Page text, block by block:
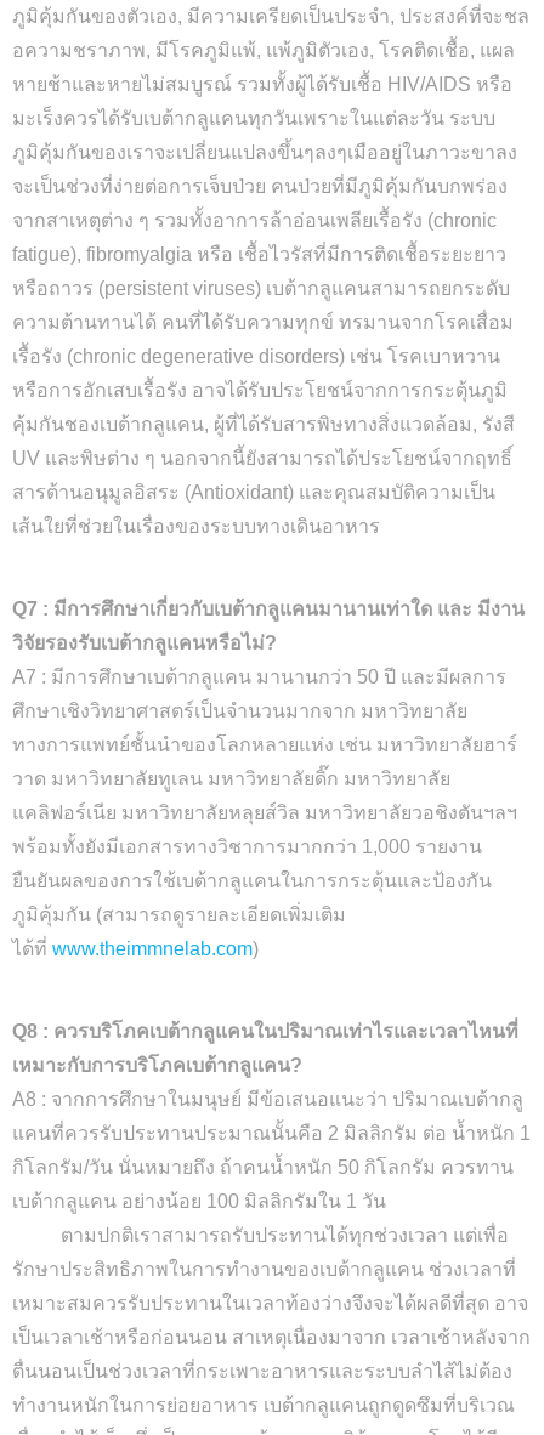
ภูมิคุ้มกันของตัวเอง, มีความเครียดเป็นประจำ, ประสงค์ที่จะชล
อความชราภาพ, มีโรคภูมิแพ้, แพ้ภูมิตัวเอง, โรคติดเชื้อ, แผล
หายช้าและหายไม่สมบูรณ์ รวมทั้งผู้ได้รับเชื้อ HIV/AIDS หรือ
มะเร็งควรได้รับเบต้ากลูแคนทุกวันเพราะในแต่ละวัน ระบบ
ภูมิคุ้มกันของเราจะเปลี่ยนแปลงขึ้นๆลงๆเมืออยู่ในภาวะขาลง
จะเป็นช่วงที่ง่ายต่อการเจ็บป่วย คนป่วยที่มีภูมิคุ้มกันบกพร่อง
จากสาเหตุต่าง ๆ รวมทั้งอาการล้าอ่อนเพลียเรื้อรัง (chronic
fatigue), fibromyalgia หรือ เชื้อไวรัสที่มีการติดเชื้อระยะยาว
หรือถาวร (persistent viruses) เบต้ากลูแคนสามารถยกระดับ
ความต้านทานได้ คนที่ได้รับความทุกข์ ทรมานจากโรคเสื่อม
เรื้อรัง (chronic degenerative disorders) เช่น โรคเบาหวาน
หรือการอักเสบเรื้อรัง อาจได้รับประโยชน์จากการกระตุ้นภูมิ
คุ้มกันชองเบต้ากลูแคน, ผู้ที่ได้รับสารพิษทางสิ่งแวดล้อม, รังสี
UV และพิษต่าง ๆ นอกจากนี้ยังสามารถได้ประโยชน์จากฤทธิ์
สารต้านอนุมูลอิสระ (Antioxidant) และคุณสมบัติความเป็น
เส้นใยที่ช่วยในเรื่องของระบบทางเดินอาหาร
Q7 : มีการศึกษาเกี่ยวกับเบต้ากลูแคนมานานเท่าใด และ มีงาน
วิจัยรองรับเบต้ากลูแคนหรือไม่?
A7 : มีการศึกษาเบต้ากลูแคน มานานกว่า 50 ปี และมีผลการ
ศึกษาเชิงวิทยาศาสตร์เป็นจำนวนมากจาก มหาวิทยาลัย
ทางการแพทย์ชั้นนำของโลกหลายแห่ง เช่น มหาวิทยาลัยฮาร์
วาด มหาวิทยาลัยทูเลน มหาวิทยาลัยดิ๊ก มหาวิทยาลัย
แคลิฟอร์เนีย มหาวิทยาลัยหลุยส์วิล มหาวิทยาลัยวอชิงตันฯลฯ
พร้อมทั้งยังมีเอกสารทางวิชาการมากกว่า 1,000 รายงาน
ยืนยันผลของการใช้เบต้ากลูแคนในการกระตุ้นและป้องกัน
ภูมิคุ้มกัน (สามารถดูรายละเอียดเพิ่มเติม
ได้ที่ www.theimmnelab.com)
Q8 : ควรบริโภคเบต้ากลูแคนในปริมาณเท่าไรและเวลาไหนที่
เหมาะกับการบริโภคเบต้ากลูแคน?
A8 : จากการศึกษาในมนุษย์ มีข้อเสนอแนะว่า ปริมาณเบต้ากลู
แคนที่ควรรับประทานประมาณนั้นคือ 2 มิลลิกรัม ต่อ น้ำหนัก 1
กิโลกรัม/วัน นั่นหมายถึง ถ้าคนน้ำหนัก 50 กิโลกรัม ควรทาน
เบต้ากลูแคน อย่างน้อย 100 มิลลิกรัมใน 1 วัน
ตามปกติเราสามารถรับประทานได้ทุกช่วงเวลา แต่เพื่อ
รักษาประสิทธิภาพในการทำงานของเบต้ากลูแคน ช่วงเวลาที่
เหมาะสมควรรับประทานในเวลาท้องว่างจึงจะได้ผลดีที่สุด อาจ
เป็นเวลาเช้าหรือก่อนนอน สาเหตุเนื่องมาจาก เวลาเช้าหลังจาก
ตื่นนอนเป็นช่วงเวลาที่กระเพาะอาหารและระบบลำไส้ไม่ต้อง
ทำงานหนักในการย่อยอาหาร เบต้ากลูแคนถูกดูดซึมที่บริเวณ